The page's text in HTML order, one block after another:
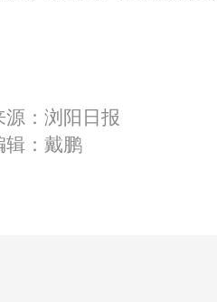
源：浏阳日报
辑：戴鹏